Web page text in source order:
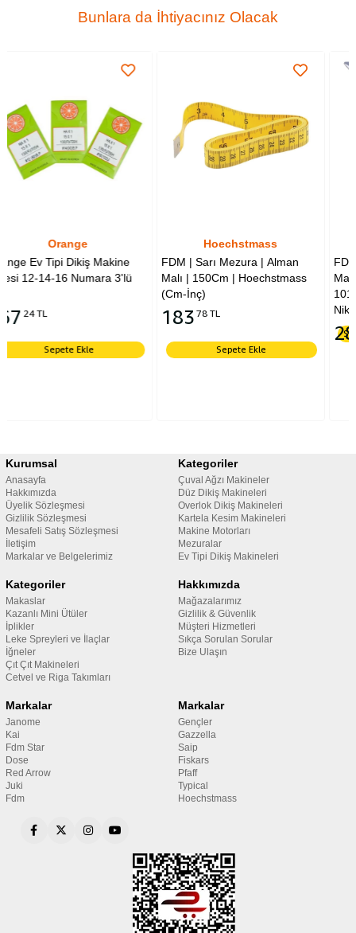
Bunlara da İhtiyacınız Olacak
Hoechstmass
FDM | Sarı Mezura | Alman
Malı | 150Cm | Hoechstmass
183
Sepete Ekle
Merze
FDM | Merze | İplik
Makası | Kumaş Makası | D-
Nikel Kaplama
Kurumsal
Anasayfa
Hakkımızda
Üyelik Sözleşmesi
Gizlilik Sözleşmesi
Mesafeli Satış Sözleşmesi
İletişim
Markalar ve Belgelerimiz
Kategoriler
Çuval Ağzı Makineler
Düz Dikiş Makineleri
Overlok Dikiş Makineleri
Kartela Kesim Makineleri
Makine Motorları
Mezuralar
Ev Tipi Dikiş Makineleri
Kategoriler
Makaslar
Kazanlı Mini Ütüler
İplikler
Leke Spreyleri ve İlaçlar
İğneler
Çıt Çıt Makineleri
Cetvel ve Riga Takımları
Hakkımızda
Mağazalarımız
Gizlilik & Güvenlik
Müşteri Hizmetleri
Sıkça Sorulan Sorular
Bize Ulaşın
Markalar
Janome
Kai
Fdm Star
Dose
Red Arrow
Juki
Fdm
Markalar
Gençler
Gazzella
Saip
Fiskars
Pfaff
Typical
Hoechstmass